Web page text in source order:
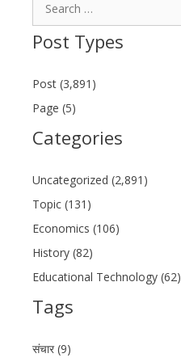
Post Types
Post (3,891)
Page (5)
Categories
Uncategorized (2,891)
Topic (131)
Economics (106)
History (82)
Educational Technology (62)
Tags
संचार (9)